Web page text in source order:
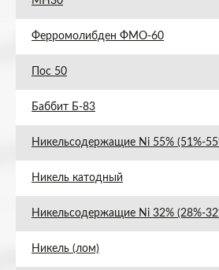
Ферромолибден ФМО-60
Пос 50
Баббит Б-83
Никельсодержащие Ni 55% (51%-
Никель катодный
Никельсодержащие Ni 32% (28%-
Никель (лом)